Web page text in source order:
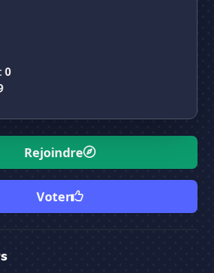
0
Rejoindre
Voter